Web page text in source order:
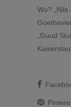
Wo? „Nils
„Guud